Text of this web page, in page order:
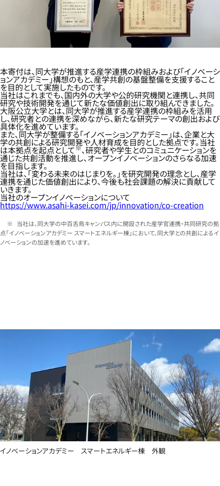
本寄付は、同大学が推進する産学連携の枠組みおよび「イノベーシ
ョンアカデミー」構想のもと、産学共創の基盤整備を支援すること
を目的として実施したものです。
当社はこれまでも、国内外の大学や公的研究機関と連携し、共同
研究や技術開発を通じて新たな価値創出に取り組んできました。
大阪公立大学とは、同大学が推進する産学連携の枠組みを活用
し、研究者との連携を深めながら、新たな研究テーマの創出および
具体化を進めています。
また、同大学が整備する「イノベーションアカデミー」は、企業と大
学の共創による研究開発や人材育成を目的とした拠点です。当社
は本拠点を起点として※、研究者や学生とのコミュニケーションを
通じた共創活動を推進し、オープンイノベーションのさらなる加速
を目指します。
当社は、「変わる未来のはじまりを。」を研究開発の理念とし、産学
連携を通じた価値創出により、今後も社会課題の解決に貢献して
いきます。
当社のオープンイノベーションについて
https://www.asahi-kasei.com/jp/innovation/co-creation
当社は、同大学の中百舌鳥キャンパス内に開設された産学官連携・共同研究の拠
点「イノベーションアカデミー スマートエネルギー棟」において、同大学との共創によるイ
ノベーションの加速を進めています。
イノベーションアカデミー スマートエネルギー棟 外観